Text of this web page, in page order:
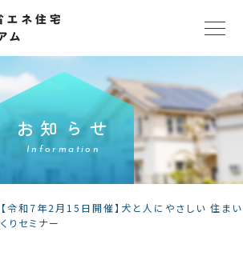
お知らせ
Information
【令和7年2月15日開催】犬と人にやさしい 住ま
くりセミナー